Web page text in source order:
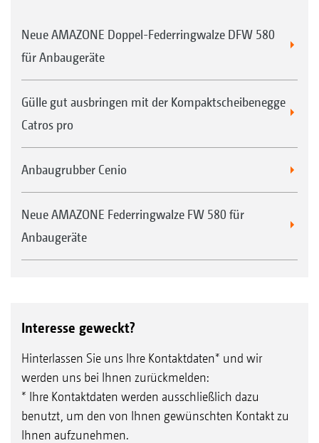
Neue AMAZONE Doppel-Federringwalze DFW 580
für Anbaugeräte
Gülle gut ausbringen mit der Kompaktscheibenegge
Catros pro
Anbaugrubber Cenio
Neue AMAZONE Federringwalze FW 580 für
Anbaugeräte
Interesse geweckt?
Hinterlassen Sie uns Ihre Kontaktdaten* und wir
werden uns bei Ihnen zurückmelden:
* Ihre Kontaktdaten werden ausschließlich dazu
benutzt, um den von Ihnen gewünschten Kontakt zu
Ihnen aufzunehmen.